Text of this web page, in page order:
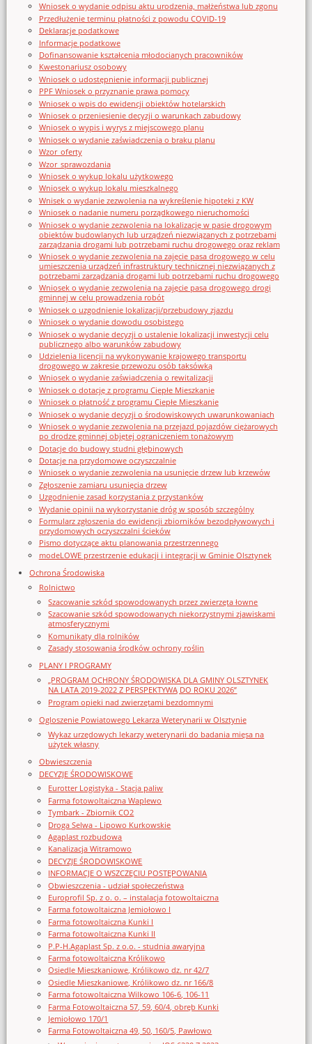
Wniosek o wydanie odpisu aktu urodzenia, małżeństwa lub zgonu
Przedłużenie terminu płatności z powodu COVID-19
Deklaracje podatkowe
Informacje podatkowe
Dofinansowanie kształcenia młodocianych pracowników
Kwestonariusz osobowy
Wniosek o udostępnienie informacji publicznej
PPF Wniosek o przyznanie prawa pomocy
Wniosek o wpis do ewidencji obiektów hotelarskich
Wniosek o przeniesienie decyzji o warunkach zabudowy
Wniosek o wypis i wyrys z miejscowego planu
Wniosek o wydanie zaświadczenia o braku planu
Wzor_oferty
Wzor_sprawozdania
Wniosek o wykup lokalu użytkowego
Wniosek o wykup lokalu mieszkalnego
Wnisek o wydanie zezwolenia na wykreślenie hipoteki z KW
Wniosek o nadanie numeru porządkowego nieruchomości
Wniosek o wydanie zezwolenia na lokalizację w pasie drogowym
obiektów budowlanych lub urządzeń niezwiązanych z potrzebami
zarządzania drogami lub potrzebami ruchu drogowego oraz reklam
Wniosek o wydanie zezwolenia na zajęcie pasa drogowego w celu
umieszczenia urządzeń infrastruktury technicznej niezwiązanych z
potrzebami zarządzania drogami lub potrzebami ruchu drogowego
Wniosek o wydanie zezwolenia na zajęcie pasa drogowego drogi
gminnej w celu prowadzenia robót
Wniosek o uzgodnienie lokalizacji/przebudowy zjazdu
Wniosek o wydanie dowodu osobistego
Wniosek o wydanie decyzji o ustalenie lokalizacji inwestycji celu
publicznego albo warunków zabudowy
Udzielenia licencji na wykonywanie krajowego transportu
drogowego w zakresie przewozu osób taksówką
Wniosek o wydanie zaświadczenia o rewitalizacji
Wniosek o dotację z programu Ciepłe Mieszkanie
Wniosek o płatność z programu Ciepłe Mieszkanie
Wniosek o wydanie decyzji o środowiskowych uwarunkowaniach
Wniosek o wydanie zezwolenia na przejazd pojazdów ciężarowych
po drodze gminnej objętej ograniczeniem tonażowym
Dotacje do budowy studni głębinowych
Dotacje na przydomowe oczyszczalnie
Wniosek o wydanie zezwolenia na usunięcie drzew lub krzewów
Zgłoszenie zamiaru usunięcia drzew
Uzgodnienie zasad korzystania z przystanków
Wydanie opinii na wykorzystanie dróg w sposób szczególny
Formularz zgłoszenia do ewidencji zbiorników bezodpływowych i
przydomowych oczyszczalni ścieków
Pismo dotyczące aktu planowania przestrzennego
modeLOWE przestrzenie edukacji i integracji w Gminie Olsztynek
Ochrona Środowiska
Rolnictwo
Szacowanie szkód spowodowanych przez zwierzęta łowne
Szacowanie szkód spowodowanych niekorzystnymi zjawiskami
atmosferycznymi
Komunikaty dla rolników
Zasady stosowania środków ochrony roślin
PLANY I PROGRAMY
„PROGRAM OCHRONY ŚRODOWISKA DLA GMINY OLSZTYNEK
NA LATA 2019-2022 Z PERSPEKTYWĄ DO ROKU 2026”
Program opieki nad zwierzętami bezdomnymi
Ogloszenie Powiatowego Lekarza Weterynarii w Olsztynie
Wykaz urzędowych lekarzy weterynarii do badania mięsa na
użytek własny
Obwieszczenia
DECYZJE ŚRODOWISKOWE
Eurotter Logistyka - Stacja paliw
Farma fotowoltaiczna Waplewo
Tymbark - Zbiornik CO2
Droga Selwa - Lipowo Kurkowskie
Agaplast rozbudowa
Kanalizacja Witramowo
DECYZJE ŚRODOWISKOWE
INFORMACJE O WSZCZĘCIU POSTĘPOWANIA
Obwieszczenia - udział społeczeństwa
Europrofil Sp. z o. o. – instalacja fotowoltaiczna
Farma fotowoltaiczna Jemiołowo I
Farma fotowoltaiczna Kunki I
Farma fotowoltaiczna Kunki II
P.P-H.Agaplast Sp. z o.o. - studnia awaryjna
Farma fotowoltaiczna Królikowo
Osiedle Mieszkaniowe, Królikowo dz. nr 42/7
Osiedle Mieszkaniowe, Królikowo dz. nr 166/8
Farma fotowoltaiczna Wilkowo 106-6, 106-11
Farma Fotowoltaiczna 57, 59, 60/4, obręb Kunki
Jemiołowo 170/1
Farma Fotowoltaiczna 49, 50, 160/5, Pawłowo